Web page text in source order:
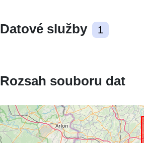
Datové služby 1
Rozsah souboru dat